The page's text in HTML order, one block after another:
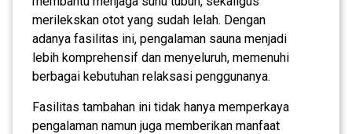
merilekskan otot yang sudah lelah. Dengan
adanya fasilitas ini, pengalaman sauna menjadi
lebih komprehensif dan menyeluruh, memenuhi
berbagai kebutuhan relaksasi penggunanya.
Fasilitas tambahan ini tidak hanya memperkaya
pengalaman namun juga memberikan manfaat